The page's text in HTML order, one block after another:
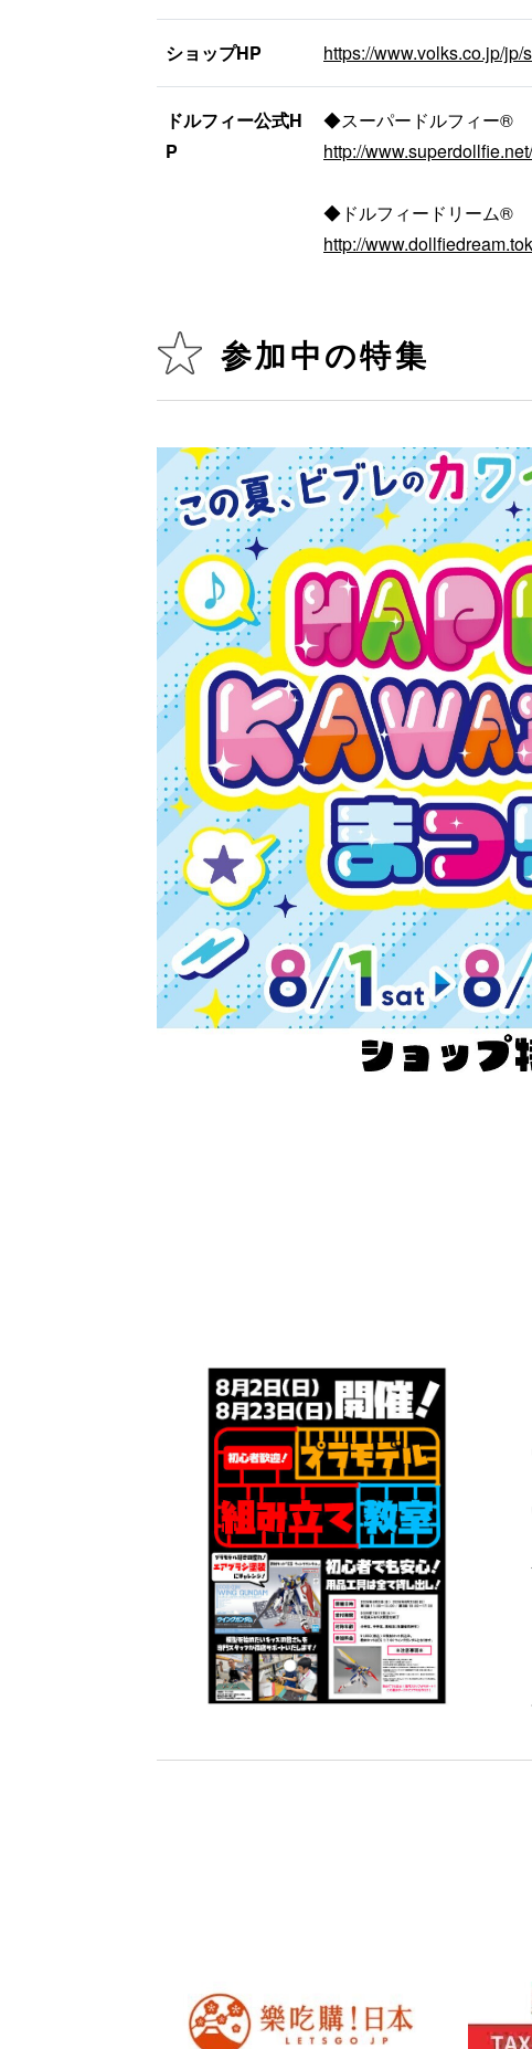
ショップHP https://www.volks.co.jp/
ドルフィー公式H
P
◆スーパードルフィー®
http://www.superdollfie.net/
◆ドルフィードリーム®
http://
参加中の特集